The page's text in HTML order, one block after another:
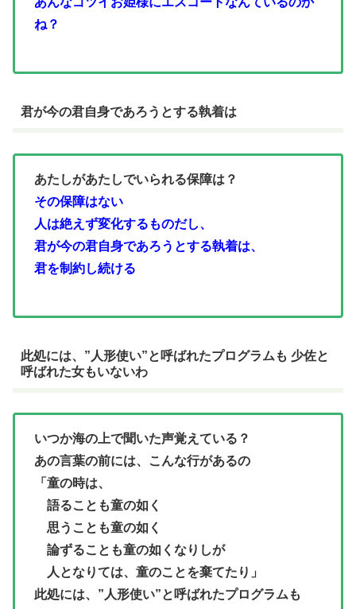
ね？
君が今の君自身であろうとする執着は
あたしがあたしでいられる保障は？
その保障はない
人は絶えず変化するものだし、
君が今の君自身であろうとする執着は、
君を制約し続ける
此処には、”人形使い”と呼ばれたプログラムも 少佐と
呼ばれた女もいないわ
いつか海の上で聞いた声覚えている？
あの言葉の前には、こんな行があるの
「童の時は、
語ることも童の如く
思うことも童の如く
論ずることも童の如くなりしが
人となりては、童のことを棄てたり」
此処には、”人形使い”と呼ばれたプログラムも